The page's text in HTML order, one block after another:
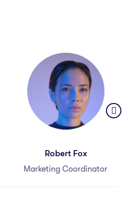
Robert Fox
Marketing Coordinator